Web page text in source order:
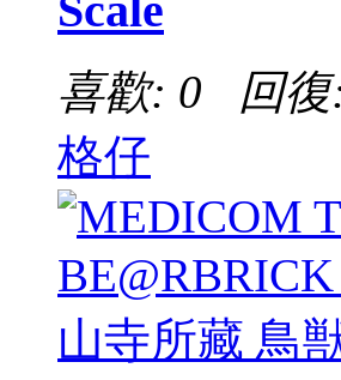
喜歡: 0 回復
格仔